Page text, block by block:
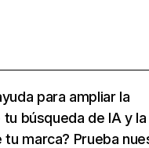
para ampliar la
búsqueda de IA y la
tu marca? Prueba